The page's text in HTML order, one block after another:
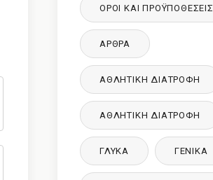
ΌΡΟΙ ΚΑΙ ΠΡΟΫΠΟΘΈΣΕΙΣ
ΑΡΘΡΑ
ΑΘΛΗΤΙΚΉ ΔΙΑΤΡΟΦΉ
ΑΘΛΗΤΙΚΉ ΔΙΑΤΡΟΦΉ
ΓΛΥΚΑ ΓΕΝΙΚΆ